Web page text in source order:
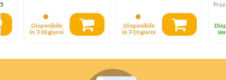
Disponibile
in 7‑10 giorni
Disponibile
in 7‑10 giorni